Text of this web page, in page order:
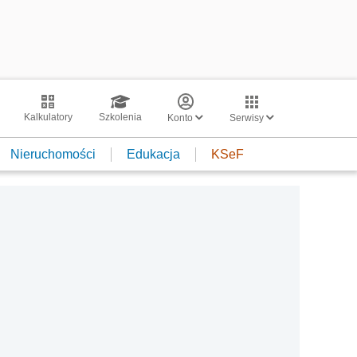
Kalkulatory Szkolenia Konto Serwisy
Nieruchomości Edukacja KSeF